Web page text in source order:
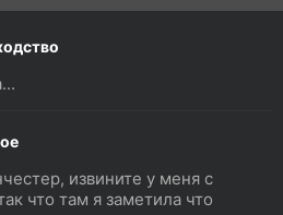
извините у меня с
что там я заметила что